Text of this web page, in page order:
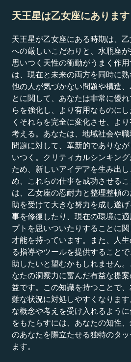
天王星は乙女座にあります
天王星が乙女座にある時期は、乙
への厳しいこだわりと、水瓶座が
思いつく天性の衝動がうまく作用
は、現在と未来の両方を同時に熟
他の人が気づかない問題や構造、
とに関して、あなたは非常に優れ
らを強化し、より有用なものにし
くそれらを完全に変化させ、より
考える。あなたは、地域社会や職
問題に対して、革新的でありなが
いつく。クリティカルシンキング
ため、新しいアイデアを生み出し
め、これらの仕事を成功させるこ
は、乙女座の忍耐力と整理整頓の
助を受けて大きな努力を成し遂げ
事を修復したり、現在の環境に適
プトを思いついたりすることに関
才能を持っています。また、人生
る指導やツールを提供することで
助したいと望むかもしれません。
なたの洞察力に富んだ有益な提案
益です。この知識を持つことで、
難な状況に対処しやすくなります
な概念や考えを受け入れるように
をもたらすには、あなたの知性、
のあなたを際立たせる独特のタッ
ます。